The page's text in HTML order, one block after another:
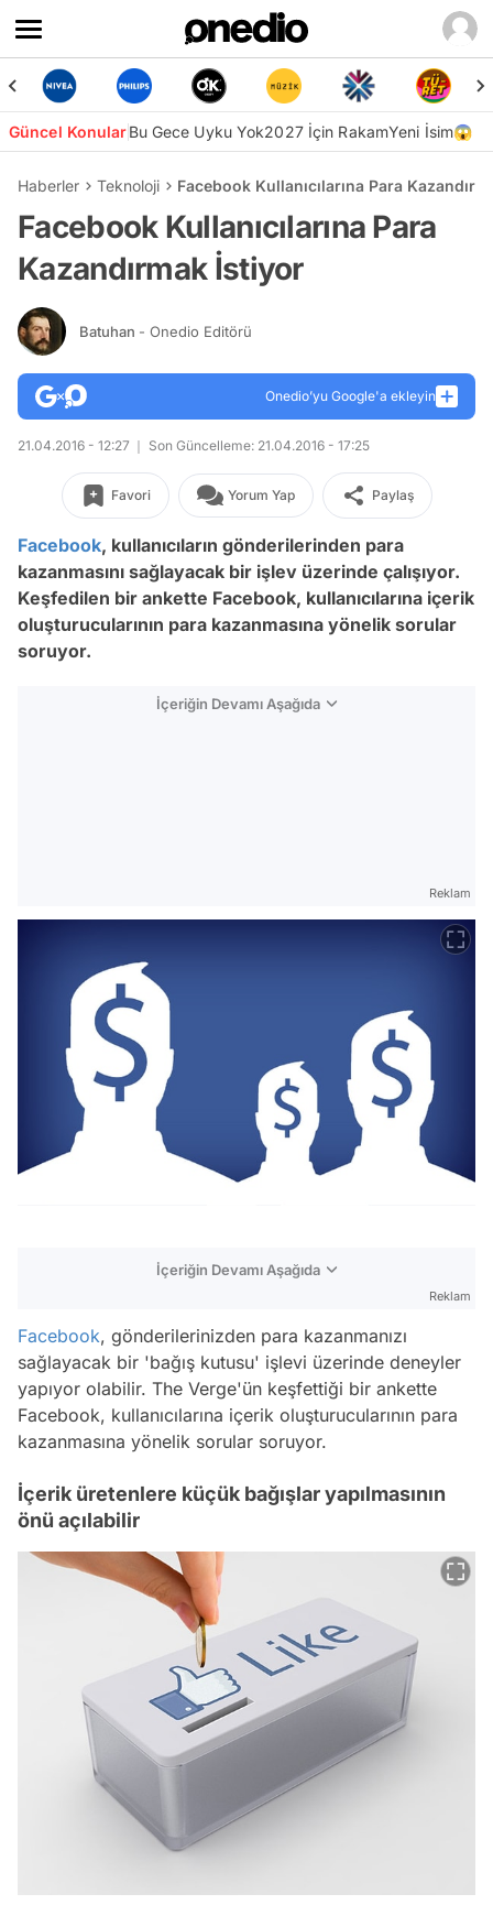
Güncel KonularBu Gece Uyku Yok2027 İçin RakamYeni İsim😱
Haberler Teknoloji Facebook Kullanıcılarına Para
Facebook Kullanıcılarına Para
Kazandırmak İstiyor
Batuhan - Onedio Editörü
Onedio’yu Google'a ekleyin
21.04.2016 - 12:27 Son Güncelleme: 21.04.2016 - 17:25
Favori Yorum Yap Paylaş
Facebook, kullanıcıların gönderilerinden para
kazanmasını sağlayacak bir işlev üzerinde çalışıyor.
Keşfedilen bir ankette Facebook, kullanıcılarına içerik
oluşturucularının para kazanmasına yönelik sorular
soruyor.
İçeriğin Devamı Aşağıda
Reklam
İçeriğin Devamı Aşağıda
Reklam
Facebook, gönderilerinizden para kazanmanızı
sağlayacak bir 'bağış kutusu' işlevi üzerinde deneyler
yapıyor olabilir. The Verge'ün keşfettiği bir ankette
Facebook, kullanıcılarına içerik oluşturucularının para
kazanmasına yönelik sorular soruyor.
İçerik üretenlere küçük bağışlar yapılmasının
önü açılabilir